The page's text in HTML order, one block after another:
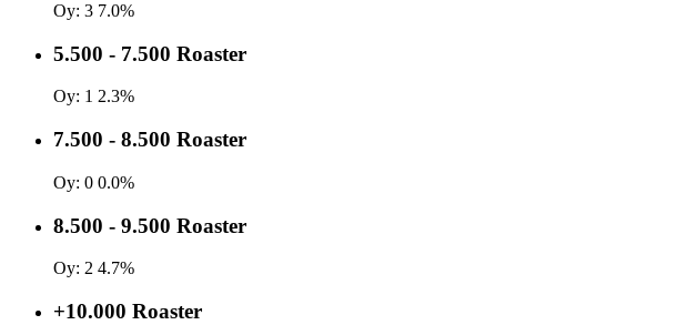
Oy: 3 7.0%
5.500 - 7.500 Roaster
Oy: 1 2.3%
7.500 - 8.500 Roaster
Oy: 0 0.0%
8.500 - 9.500 Roaster
Oy: 2 4.7%
+10.000 Roaster